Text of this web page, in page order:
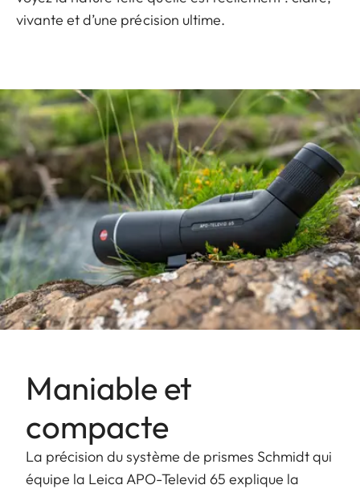
vivante et d’une précision ultime.
Maniable et
compacte
La précision du système de prismes Schmidt qui
équipe la Leica APO-Televid 65 explique la